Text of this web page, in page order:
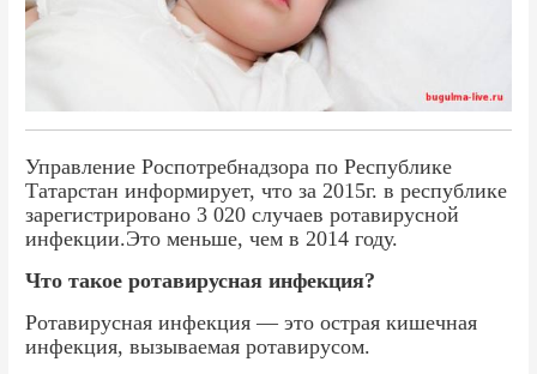
Управление Роспотребнадзора по Республике
Татарстан информирует, что за 2015г. в республике
зарегистрировано 3 020 случаев ротавирусной
инфекции.Это меньше, чем в 2014 году.
Что такое ротавирусная инфекция?
Ротавирусная инфекция — это острая кишечная
инфекция, вызываемая ротавирусом.